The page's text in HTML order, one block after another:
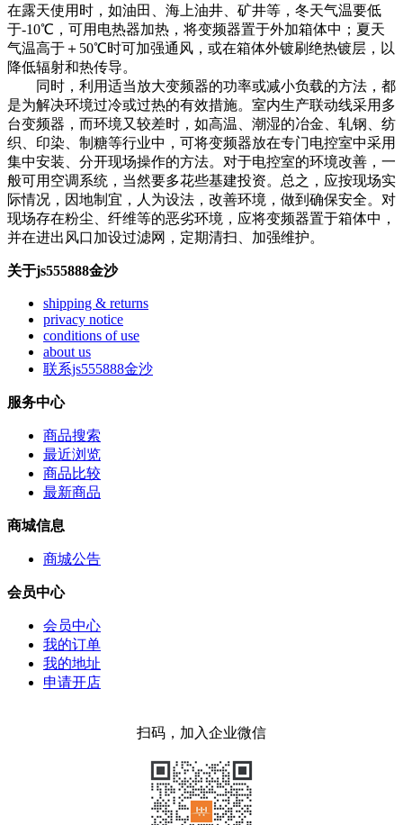
在露天使用时，如油田、海上油井、矿井等，冬天气温要低
于-10℃，可用电热器加热，将变频器置于外加箱体中；夏天
气温高于＋50℃时可加强通风，或在箱体外镀刷绝热镀层，以
降低辐射和热传导。
同时，利用适当放大变频器的功率或减小负载的方法，都
是为解决环境过冷或过热的有效措施。室内生产联动线采用多
台变频器，而环境又较差时，如高温、潮湿的冶金、轧钢、纺
织、印染、制糖等行业中，可将变频器放在专门电控室中采用
集中安装、分开现场操作的方法。对于电控室的环境改善，一
般可用空调系统，当然要多花些基建投资。总之，应按现场实
际情况，因地制宜，人为设法，改善环境，做到确保安全。对
现场存在粉尘、纤维等的恶劣环境，应将变频器置于箱体中，
并在进出风口加设过滤网，定期清扫、加强维护。
关于js555888金沙
shipping & returns
privacy notice
conditions of use
about us
联系js555888金沙
服务中心
商品搜索
最近浏览
商品比较
最新商品
商城信息
商城公告
会员中心
会员中心
我的订单
我的地址
申请开店
扫码，加入企业微信